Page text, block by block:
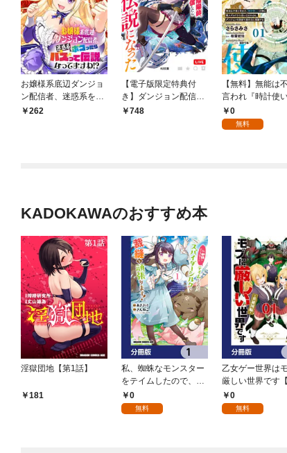
お嬢様系底辺ダンジョ
ン配信者、迷惑系をボ
コったらバズって伝説
262
【電子版限定特典付
き】ダンジョン配信者
を救って大バズりした
748
【無料】無能は
言われ『時計使い
僕は職人ギルドか
い出されるも、ダ
0
無料
KADOKAWAのおすすめ本
淫獄団地【第1話】
181
私、蜘蛛なモンスター
をテイムしたので、ス
パイダーシルクで裁縫
を頑張ります！【分冊
0
無料
乙女ゲー世界は
厳しい世界です
国編】【分冊版
0
無料